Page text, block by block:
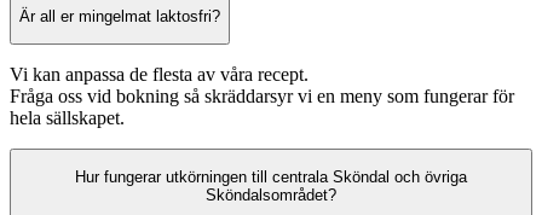
Är all er mingelmat laktosfri?
Vi kan anpassa de flesta av våra recept.
Fråga oss vid bokning så skräddarsyr vi en meny som fungerar för
hela sällskapet.
Hur fungerar utkörningen till centrala Sköndal och övriga
Sköndalsområdet?